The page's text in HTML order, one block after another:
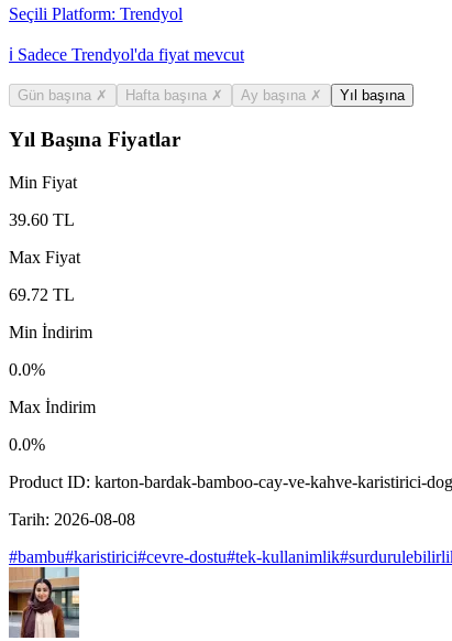
Seçili Platform: Trendyol
ℹ️ Sadece Trendyol'da fiyat mevcut
Gün başına ✗ Hafta başına ✗ Ay başına ✗ Yıl başına
Yıl Başına Fiyatlar
Min Fiyat
39.60 TL
Max Fiyat
69.72 TL
Min İndirim
0.0%
Max İndirim
0.0%
Product ID: karton-bardak-bamboo-cay-ve-kahve-karistirici-
Tarih: 2026-08-08
#bambu#karistirici#cevre-dostu#tek-kullanimlik#